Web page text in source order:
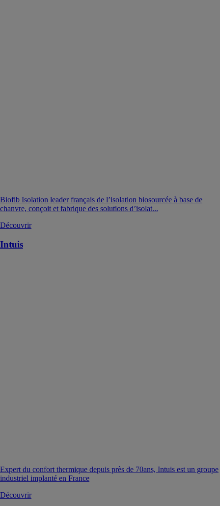
Biofib Isolation leader français de l’isolation biosourcée à base de
chanvre, conçoit et fabrique des solutions d’isolat...
Découvrir
Intuis
Expert du confort thermique depuis près de 70ans, Intuis est un groupe
industriel implanté en France
Découvrir